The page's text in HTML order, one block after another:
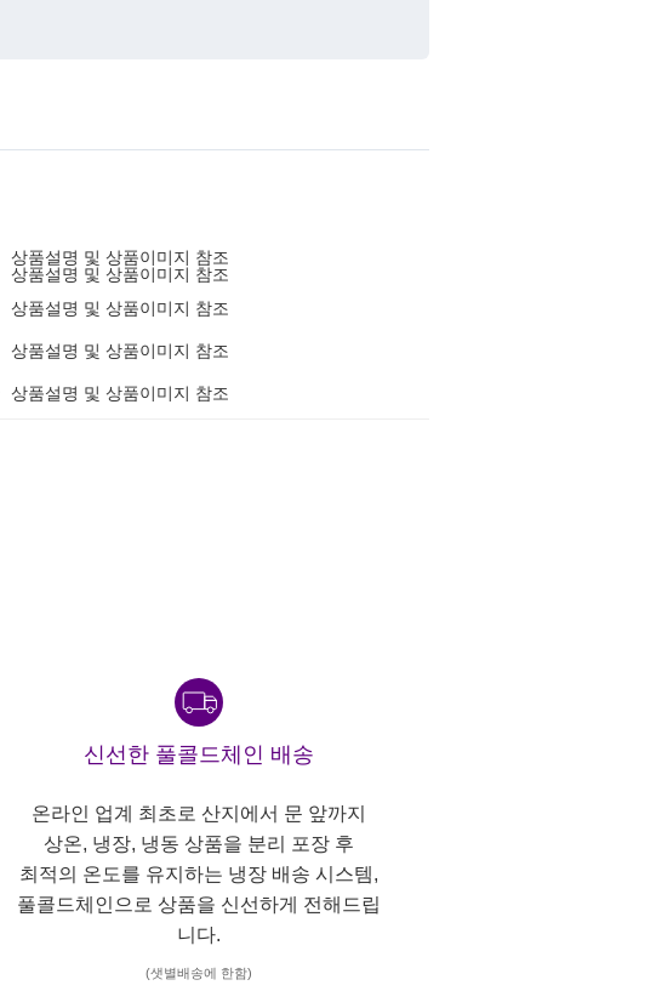
상품설명 및 상품이미지 참조
상품설명 및 상품이미지 참조
상품설명 및 상품이미지 참조
상품설명 및 상품이미지 참조
상품설명 및 상품이미지 참조
신선한 풀콜드체인 배송
온라인 업계 최초로 산지에서 문 앞까지
상온, 냉장, 냉동 상품을 분리 포장 후
최적의 온도를 유지하는 냉장 배송 시스템,
풀콜드체인으로 상품을 신선하게 전해드립
니다.
(샛별배송에 한함)